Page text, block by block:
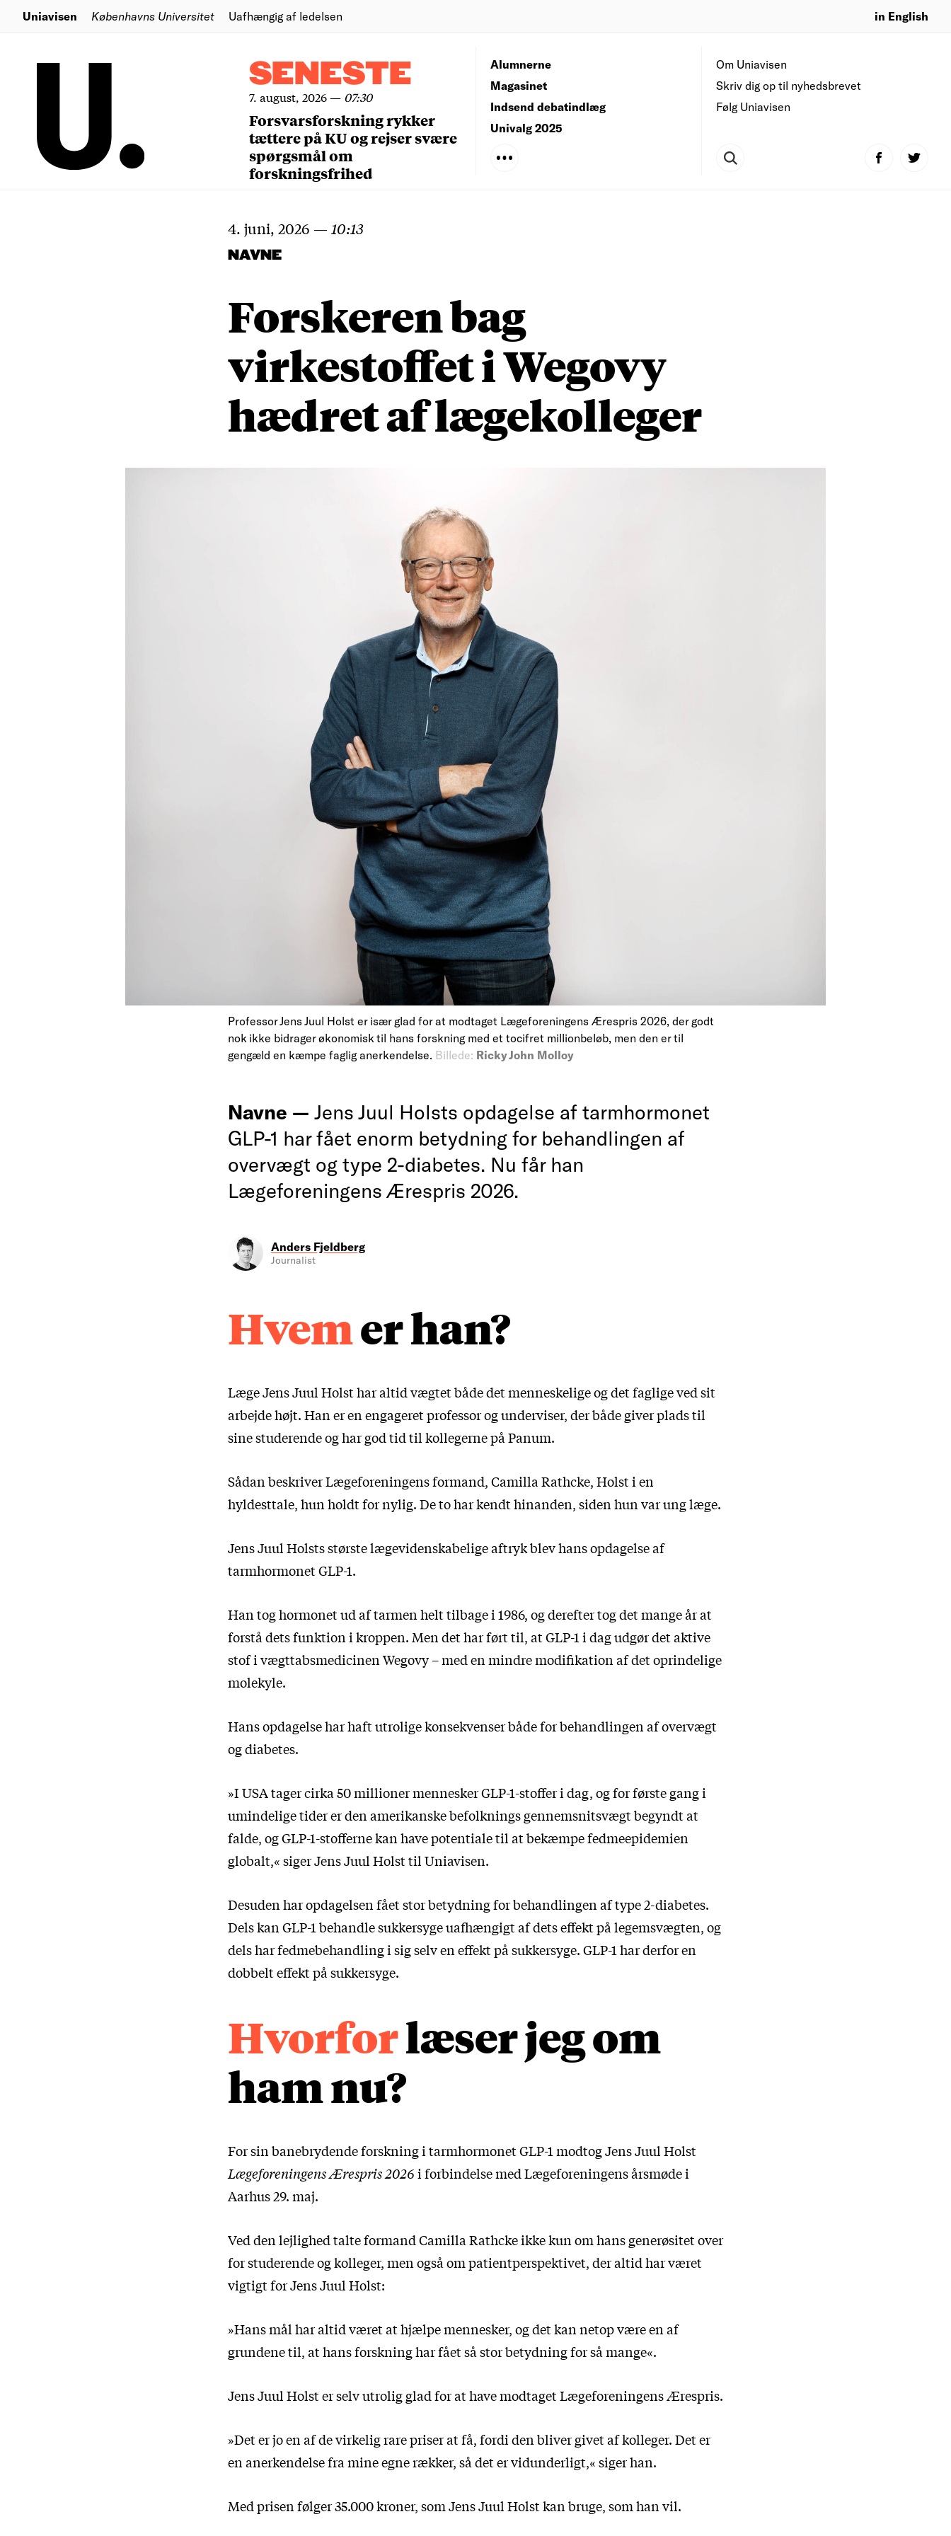
Uniavisen Københavns Universitet Uafhængig af ledelsen in English
SENESTE
7. august, 2026— 07:30
Forsvarsforskning rykker
tættere på KU og rejser svære
spørgsmål om
forskningsfrihed
Om Uniavisen
Skriv dig op til nyhedsbrevet
Følg Uniavisen
Alumnerne
Magasinet
Indsend debatindlæg
Univalg 2025
4. juni, 2026 — 10:13
NAVNE
Forskeren bag
virkestoffet i Wegovy
hædret af lægekolleger
Professor Jens Juul Holst er især glad for at modtaget Lægeforeningens Ærespris 2026, der godt
nok ikke bidrager økonomisk til hans forskning med et tocifret millionbeløb, men den er til
gengæld en kæmpe faglig anerkendelse. Billede: Ricky John Molloy
Navne — Jens Juul Holsts opdagelse af tarmhormonet
GLP-1 har fået enorm betydning for behandlingen af
overvægt og type 2-diabetes. Nu får han
Lægeforeningens Ærespris 2026.
Anders Fjeldberg
Journalist
Hvemer han?
Læge Jens Juul Holst har altid vægtet både det menneskelige og det faglige ved sit
arbejde højt. Han er en engageret professor og underviser, der både giver plads til
sine studerende og har god tid til kollegerne på Panum.
Sådan beskriver Lægeforeningens formand, Camilla Rathcke, Holst i en
hyldesttale, hun holdt for nylig. De to har kendt hinanden, siden hun var ung læge.
Jens Juul Holsts største lægevidenskabelige aftryk blev hans opdagelse af
tarmhormonet GLP-1.
Han tog hormonet ud af tarmen helt tilbage i 1986, og derefter tog det mange år at
forstå dets funktion i kroppen. Men det har ført til, at GLP-1 i dag udgør det aktive
stof i vægttabsmedicinen Wegovy – med en mindre modifikation af det oprindelige
molekyle.
Hans opdagelse har haft utrolige konsekvenser både for behandlingen af overvægt
og diabetes.
»I USA tager cirka 50 millioner mennesker GLP-1-stoffer i dag, og for første gang i
umindelige tider er den amerikanske befolknings gennemsnitsvægt begyndt at
falde, og GLP-1-stofferne kan have potentiale til at bekæmpe fedmeepidemien
globalt,« siger Jens Juul Holst til Uniavisen.
Desuden har opdagelsen fået stor betydning for behandlingen af type 2-diabetes.
Dels kan GLP-1 behandle sukkersyge uafhængigt af dets effekt på legemsvægten, og
dels har fedmebehandling i sig selv en effekt på sukkersyge. GLP-1 har derfor en
dobbelt effekt på sukkersyge.
Hvorforlæser jeg om
ham nu?
For sin banebrydende forskning i tarmhormonet GLP-1 modtog Jens Juul Holst
Lægeforeningens Ærespris 2026i forbindelse med Lægeforeningens årsmøde i
Aarhus 29. maj.
Ved den lejlighed talte formand Camilla Rathcke ikke kun om hans generøsitet over
for studerende og kolleger, men også om patientperspektivet, der altid har været
vigtigt for Jens Juul Holst:
»Hans mål har altid været at hjælpe mennesker, og det kan netop være en af
grundene til, at hans forskning har fået så stor betydning for så mange«.
Jens Juul Holst er selv utrolig glad for at have modtaget Lægeforeningens Ærespris.
»Det er jo en af de virkelig rare priser at få, fordi den bliver givet af kolleger. Det er
en anerkendelse fra mine egne rækker, så det er vidunderligt,« siger han.
Med prisen følger 35.000 kroner, som Jens Juul Holst kan bruge, som han vil.